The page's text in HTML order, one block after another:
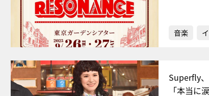
音楽
Superfly
「本当に